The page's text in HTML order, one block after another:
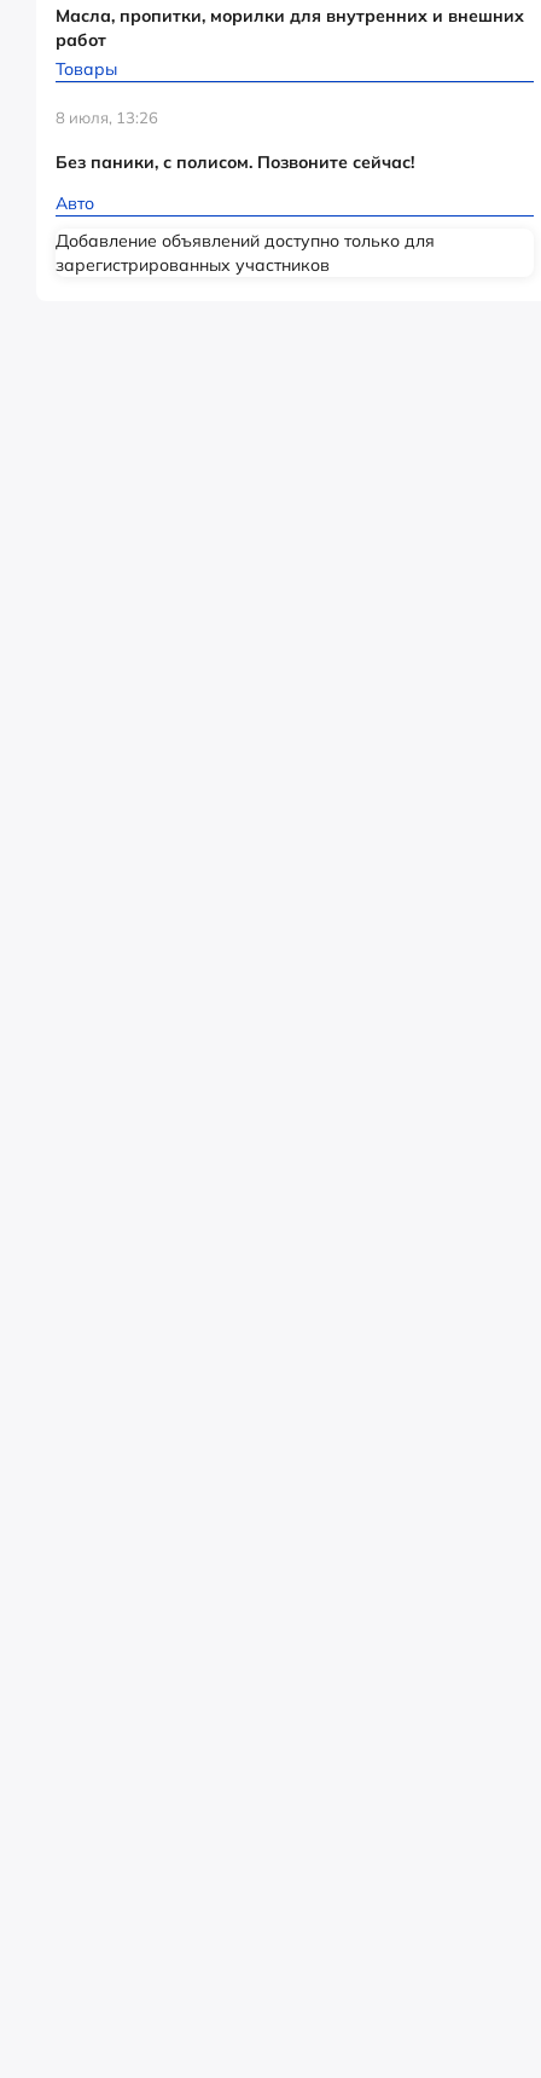
Масла, пропитки, морилки для внутренних и внешних
работ
Товары
8 июля, 13:26
Без паники, с полисом. Позвоните сейчас!
Авто
Добавление объявлений доступно только для
зарегистрированных участников